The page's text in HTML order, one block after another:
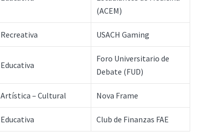
(ACEM)
Recreativa USACH Gaming
Educativa
Foro Universitario de
Debate (FUD)
Artística – Cultural Nova Frame
Educativa Club de Finanzas FAE